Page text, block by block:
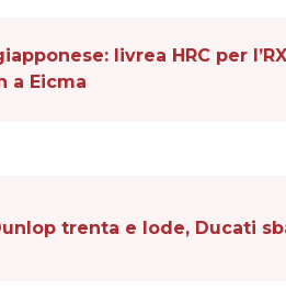
livrea HRC per
a Eicma
trenta e lode, Ducati